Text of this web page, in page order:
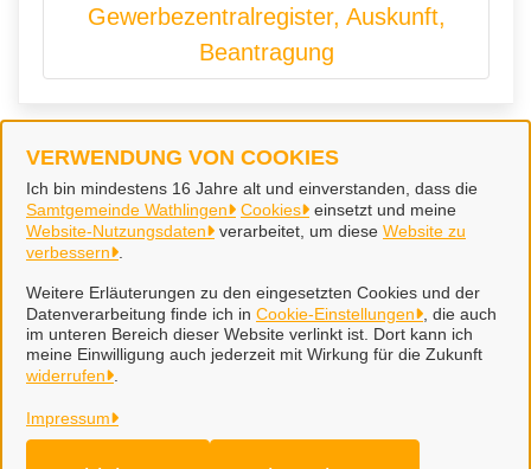
VERWENDUNG VON COOKIES
Ich bin mindestens 16 Jahre alt und einverstanden, dass die
Samtgemeinde Wathlingen
Cookies
einsetzt und meine
Website-Nutzungsdaten
verarbeitet, um diese Website zu
verbessern
Weitere Erläuterungen zu den eingesetzten Cookies und der
Datenverarbeitung finde ich in Cookie-Einstellungen
, die auch
im unteren Bereich dieser Website verlinkt ist. Dort kann ich
meine Einwilligung auch jederzeit mit Wirkung für die Zukunft
widerrufen
Impressum
Gewerbezentralregister, Auskunft,
Beantragung
Samtgemeinde Wathlingen
Alle Rechte vorbehalten
Impressum
Erklärung zur Barrierefreiheit
Cookie-Einstellungen